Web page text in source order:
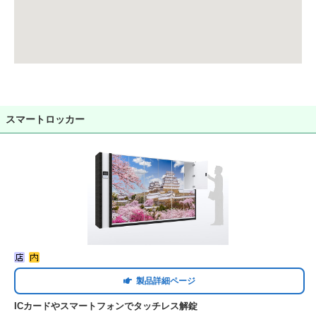
スマートロッカー
製品詳細ページ
ICカードやスマートフォンでタッチレス解錠